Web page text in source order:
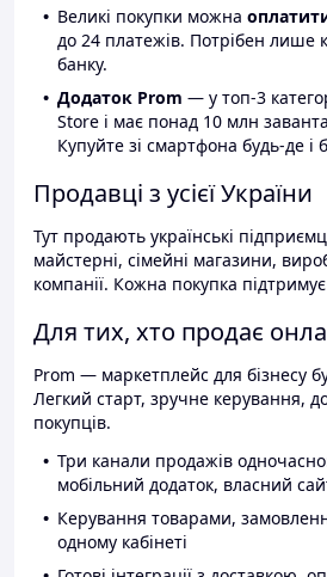
Великі покупки можна
до 24 платежів. Потрібен лише
банку.
Додаток Prom — у топ-3
Store і має понад 10 млн
Купуйте зі смартфона будь-де і
Продавці з усієї України
Тут продають українські
майстерні, сімейні магазини,
компанії. Кожна покупка
Для тих, хто продає
Prom — маркетплейс для бізнесу
Легкий старт, зручне керування,
покупців.
Три канали продажів
мобільний додаток, власний
Керування товарами,
одному кабінеті